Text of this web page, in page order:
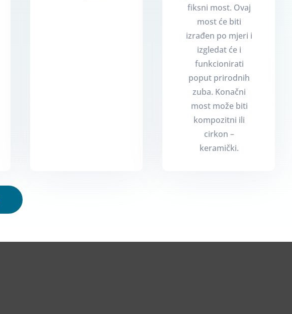
fiksni most. Ovaj
most će biti
izrađen po mjeri i
izgledat će i
funkcionirati
poput prirodnih
zuba. Konačni
most može biti
kompozitni ili
cirkon –
keramički.